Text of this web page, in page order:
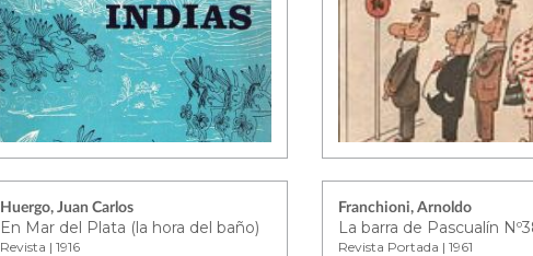
Huergo, Juan Carlos
En Mar del Plata (la hora del baño)
Revista | 1916
Franchioni, Arnoldo
La barra de Pascualín
Revista Portada | 1961